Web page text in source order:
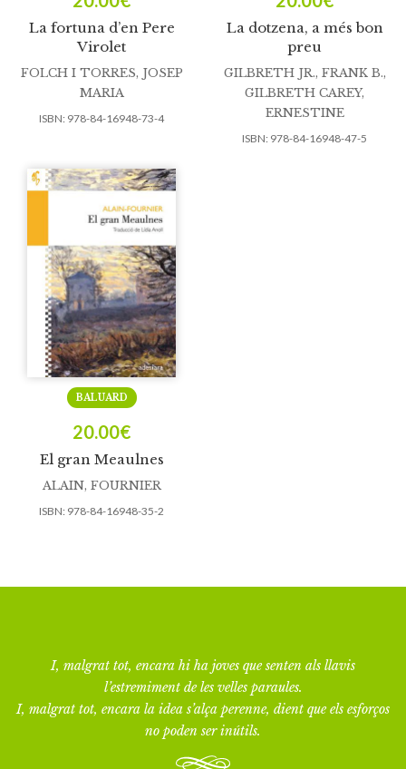
La fortuna d’en Pere
Virolet
FOLCH I TORRES, JOSEP
MARIA
ISBN: 978-84-16948-73-4
La dotzena, a més bon
preu
GILBRETH JR., FRANK B.,
GILBRETH CAREY,
ERNESTINE
ISBN: 978-84-16948-47-5
El gran Meaulnes
BALUARD
20.00€
ALAIN, FOURNIER
ISBN: 978-84-16948-35-2
I, malgrat tot, encara hi ha joves que senten als llavis
l’estremiment de les velles paraules.
I, malgrat tot, encara la idea s’alça perenne, dient que els esforços
no poden ser inútils.